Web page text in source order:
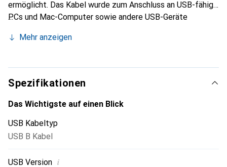
ermöglicht. Das Kabel wurde zum Anschluss an USB-fähige
PCs und Mac-Computer sowie andere USB-Geräte
kompatibel.
Mehr anzeigen
Spezifikationen
Das Wichtigste auf einen Blick
USB Kabeltyp
USB B Kabel
USB Version i